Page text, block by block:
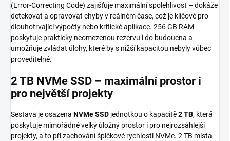
(Error-Correcting Code) zajišťuje maximální spolehlivost – dokáže
detekovat a opravovat chyby v reálném čase, což je klíčové pro
dlouhotrvající výpočty nebo kritické aplikace. 256 GB RAM
poskytuje prakticky neomezenou rezervu i do budoucna a
umožňuje zvládat úlohy, které by s nižší kapacitou nebyly vůbec
proveditelné.
2 TB NVMe SSD – maximální prostor i
pro největší projekty
Sestava je osazena NVMe SSD jednotkou o kapacitě2 TB, která
poskytuje mimořádně velký úložný prostor i pro nejrozsáhlejší
projekty, a to při zachování špičkové rychlosti NVMe. 2 TB místa